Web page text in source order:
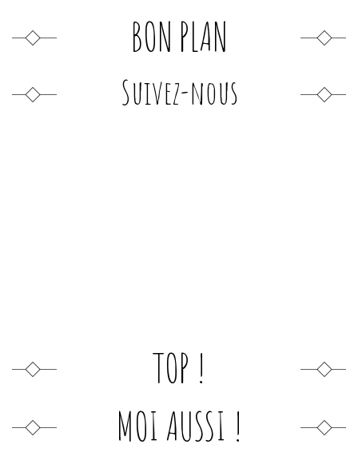
BON PLAN
Suivez-nous
TOP !
MOI AUSSI !